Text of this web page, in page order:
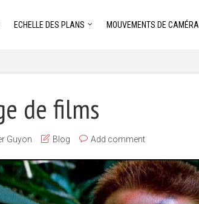
ECHELLE DES PLANS MOUVEMENTS DE CAMÉRA
de films
Guyon Blog Add comment